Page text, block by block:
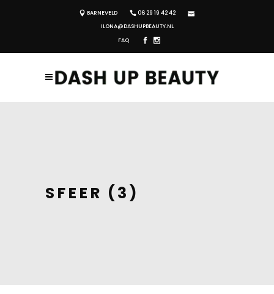
BARNEVELD
06 29 19 42 42
ILONA@DASHUPBEAUTY.NL
FAQ
SFEER (3)